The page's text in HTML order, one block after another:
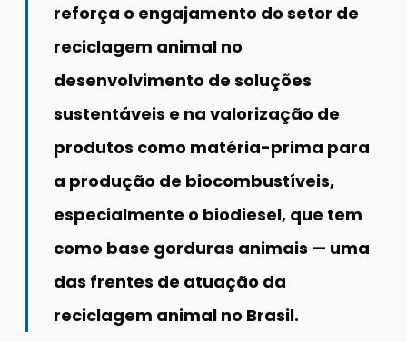
reforça o engajamento do setor de
reciclagem animal no
desenvolvimento de soluções
sustentáveis e na valorização de
produtos como matéria-prima para
a produção de biocombustíveis,
especialmente o biodiesel, que tem
como base gorduras animais — uma
das frentes de atuação da
reciclagem animal no Brasil.